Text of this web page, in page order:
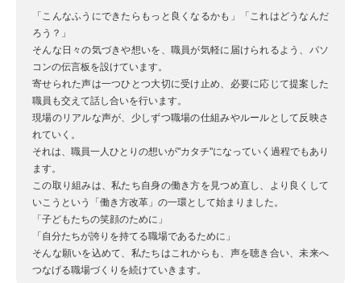
「こんなふうにできたらもっと良くなるかも」「これはどうなんだ
ろう？」
そんな日々の気づきや想いを、職員が気軽に届けられるよう、パソ
コンの伝言板を設けています。
寄せられた声は一つひとつ大切に受け止め、必要に応じて提案した
職員も交えて話し合いを行います。
現場のリアルな声が、少しずつ職場の仕組みやルールとして反映さ
れていく。
それは、職員一人ひとりの想いが"カタチ"になっていく過程でもあり
ます。
この取り組みは、私たち自身の働き方を見つめ直し、より良くして
いこうという「働き方改革」の一環として始まりました。
「子どもたちの笑顔のために」
「自分たちが誇りを持てる職場であるために」
そんな願いを込めて、私たちはこれからも、声を聴き合い、未来へ
つなげる職場づくりを続けていきます。